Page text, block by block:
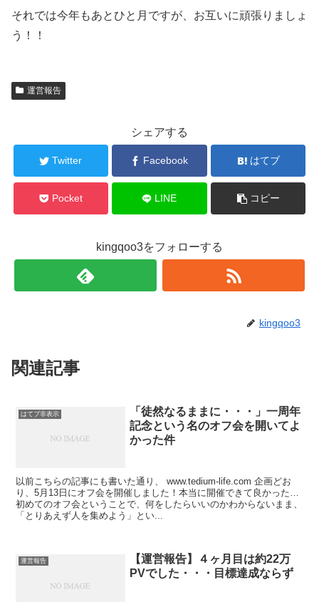
それでは今年もあとひと月ですが、お互いに頑張りましょ
う！！
運営報告
シェアする
Twitter Facebook はてブ
Pocket LINE コピー
kingqoo3をフォローする
kingqoo3
関連記事
はてブ非表示
「徒然なるままに・・・」一周年
記念という名のオフ会を開いてよ
かった件
以前こちらの記事にも書いた通り、 www.tedium-life.com 企画どお
り、5月13日にオフ会を開催しました！本当に開催できて良かった…
初めてのオフ会ということで、何をしたらいいのかわからないまま、
「とりあえず人を集めよう」とい...
運営報告
【運営報告】４ヶ月目は約22万
PVでした・・・目標達成ならず